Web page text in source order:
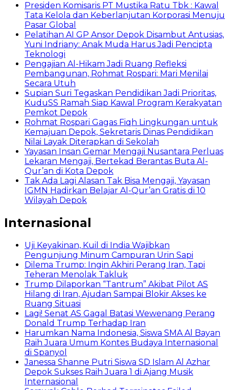
Presiden Komisaris PT Mustika Ratu Tbk : Kawal
Tata Kelola dan Keberlanjutan Korporasi Menuju
Pasar Global
Pelatihan AI GP Ansor Depok Disambut Antusias,
Yuni Indriany: Anak Muda Harus Jadi Pencipta
Teknologi
Pengajian Al-Hikam Jadi Ruang Refleksi
Pembangunan, Rohmat Rospari: Mari Menilai
Secara Utuh
Supian Suri Tegaskan Pendidikan Jadi Prioritas,
KuduSS Ramah Siap Kawal Program Kerakyatan
Pemkot Depok
Rohmat Rospari Gagas Fiqh Lingkungan untuk
Kemajuan Depok, Sekretaris Dinas Pendidikan
Nilai Layak Diterapkan di Sekolah
Yayasan Insan Gemar Mengaji Nusantara Perluas
Lekaran Mengaji, Bertekad Berantas Buta Al-
Qur’an di Kota Depok
Tak Ada Lagi Alasan Tak Bisa Mengaji, Yayasan
IGMN Hadirkan Belajar Al-Qur’an Gratis di 10
Wilayah Depok
Internasional
Uji Keyakinan, Kuil di India Wajibkan
Pengunjung Minum Campuran Urin Sapi
Dilema Trump: Ingin Akhiri Perang Iran, Tapi
Teheran Menolak Takluk
Trump Dilaporkan “Tantrum” Akibat Pilot AS
Hilang di Iran, Ajudan Sampai Blokir Akses ke
Ruang Situasi
Lagi! Senat AS Gagal Batasi Wewenang Perang
Donald Trump Terhadap Iran
Harumkan Nama Indonesia, Siswa SMA Al Bayan
Raih Juara Umum Kontes Budaya Internasional
di Spanyol
Janessa Shanne Putri Siswa SD Islam Al Azhar
Depok Sukses Raih Juara 1 di Ajang Musik
Internasional